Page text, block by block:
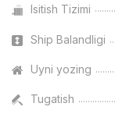
Isitish Tizimi
Ship Balandligi
Uyni yozing
Tugatish